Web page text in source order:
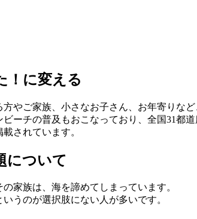
！に変える
やご家族、小さなお子さん、お年寄りな
ーチの普及もおこなっており、全国31都
されています。
について
家族は、海を諦めてしまっています。
うのが選択肢にない人が多いです。